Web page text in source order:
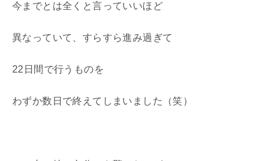
今までとは全くと言っていいほど
異なっていて、すらすら進み過ぎて
22日間で行うものを
わずか数日で終えてしまいました（笑）